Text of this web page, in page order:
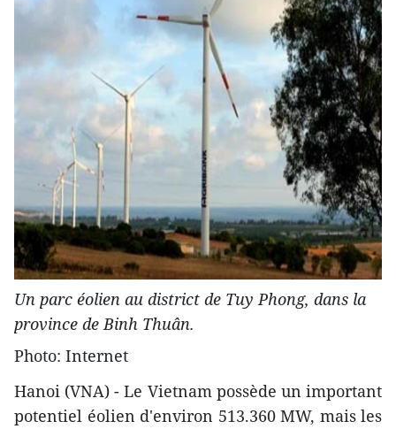
Un parc éolien au district de Tuy Phong, dans la
province de Binh Thuân.
Photo: Internet
Hanoi (VNA) - Le Vietnam possède un important
potentiel éolien d'environ 513.360 MW, mais les